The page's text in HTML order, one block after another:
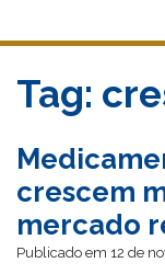
Tag:
crescem
mercado
Publicado em 12 de